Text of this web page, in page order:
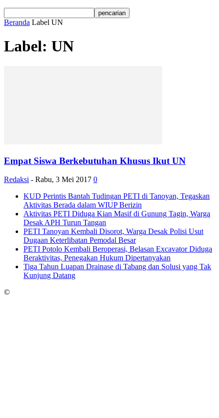
Beranda Label UN
Label: UN
Empat Siswa Berkebutuhan Khusus Ikut UN
Redaksi - Rabu, 3 Mei 2017 0
KUD Perintis Bantah Tudingan PETI di Tanoyan, Tegaskan
Aktivitas Berada dalam WIUP Berizin
Aktivitas PETI Diduga Kian Masif di Gunung Tagin, Warga
Desak APH Turun Tangan
PETI Tanoyan Kembali Disorot, Warga Desak Polisi Usut
Dugaan Keterlibatan Pemodal Besar
PETI Potolo Kembali Beroperasi, Belasan Excavator Diduga
Beraktivitas, Penegakan Hukum Dipertanyakan
Tiga Tahun Luapan Drainase di Tabang dan Solusi yang Tak
Kunjung Datang
©